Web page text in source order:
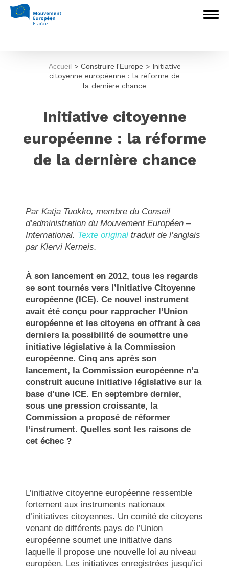
Accueil > Construire l'Europe > Initiative
citoyenne européenne : la réforme de
la dernière chance
Initiative citoyenne
européenne : la réforme
de la dernière chance
Par Katja Tuokko, membre du Conseil
d’administration du Mouvement Européen –
International. Texte original traduit de l’anglais
par Klervi Kerneis.
À son lancement en 2012, tous les regards
se sont tournés vers l’Initiative Citoyenne
européenne (ICE). Ce nouvel instrument
avait été conçu pour rapprocher l’Union
européenne et les citoyens en offrant à ces
derniers la possibilité de soumettre une
initiative législative à la Commission
européenne. Cinq ans après son
lancement, la Commission européenne n’a
construit aucune initiative législative sur la
base d’une ICE. En septembre dernier,
sous une pression croissante, la
Commission a proposé de réformer
l’instrument. Quelles sont les raisons de
cet échec ?
L’initiative citoyenne européenne ressemble
fortement aux instruments nationaux
d’initiatives citoyennes. Un comité de citoyens
venant de différents pays de l’Union
européenne soumet une initiative dans
laquelle il propose une nouvelle loi au niveau
européen. Les initiatives enregistrées jusqu’ici